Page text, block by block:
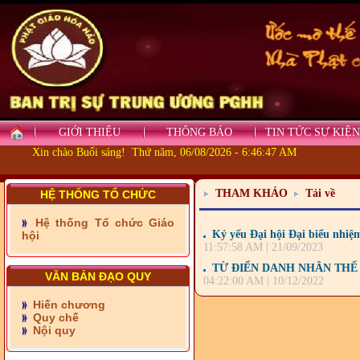
GIỚI THIỆU THÔNG BÁO
TIN TỨC SỰ KIỆN
Xin chào Buổi sáng! Thứ năm, 06/08/2026 - 6:46:47 AM
HỆ THỐNG TỔ CHỨC
Hệ thống Tổ chức Giáo
hội
VĂN BẢN ĐẠO QUY
Hiến chương
Quy chế
Nội quy
nguyện vùng biên
- BAN TRỊ SỰ XÃ ĐẠI
THAM KHẢO Tải về
Kỷ yếu Đại hội Đại biểu
11:57:58 AM | 21/09/2023
TỪ ĐIỂN DANH NHÂN
04:22:00 AM | 10/12/2022